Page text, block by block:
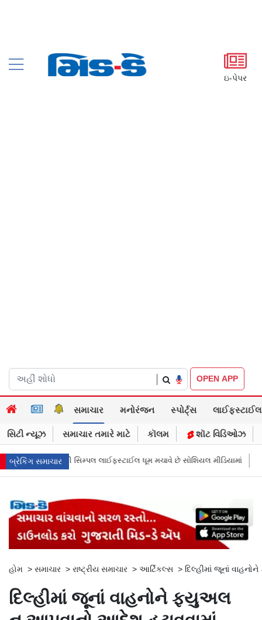
ઇ-પેપર
OPEN APP
સમાચાર મનોરંજન સ્પોર્ટ્સ લાઈફસ્ટાઈલ
સિટી ન્યૂઝ સમાચાર તમારે માટે કૉલમ શૉટ વિડિઓઝ
બ્રેકિંગ સમાચાર
છે સોશિયલ મીડિયામાં માર્ક ઝુકરબર્ગે માની Metaની ભૂલ, ચાઈલ્ડ અબ્યૂઝ
હોમ > સમાચાર > રાષ્ટ્રીય સમાચાર > આર્ટિકલ્સ > દિલ્હીમાં જૂનાં
દિલ્હીમાં જૂનાં વાહનોને ફ્યુઅલ